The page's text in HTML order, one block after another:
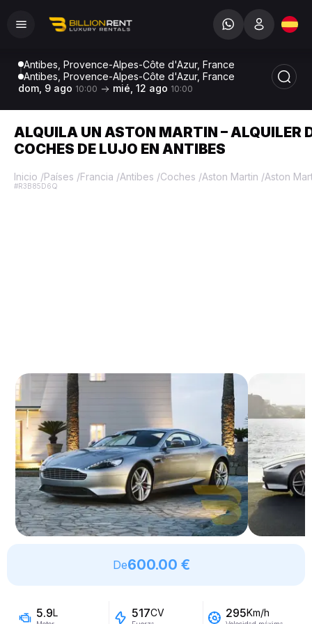
Antibes, Provence-Alpes-Côte d'Azur, France
Antibes, Provence-Alpes-Côte d'Azur, France
dom, 9 ago 10:00 mié, 12 ago 10:00
ALQUILA UN ASTON MARTIN – ALQUILER
COCHES DE LUJO EN ANTIBES
Inicio /Países /Francia /Antibes /Coches /Aston Martin /Aston
#R3B85D6Q
De600.00 €
5.9L 517CV 295Km/h